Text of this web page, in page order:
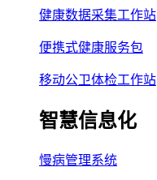
健康数据采集工作站
便携式健康服务包
移动公卫体检工作站
智慧信息化
慢病管理系统